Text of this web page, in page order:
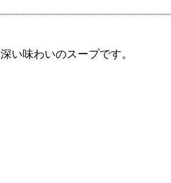
い味わいのスープです。